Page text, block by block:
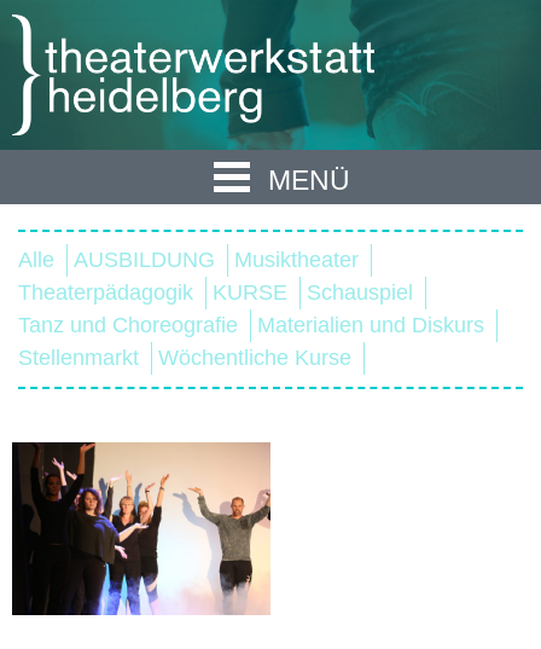
MENÜ
Alle AUSBILDUNG
Musiktheater
Theaterpädagogik
KURSE
Schauspiel
Tanz und Choreografie
Materialien und Diskurs
Stellenmarkt
Wöchentliche Kurse